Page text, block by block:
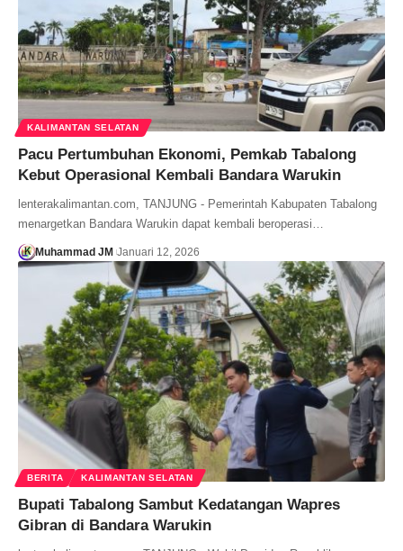
KALIMANTAN SELATAN
Pacu Pertumbuhan Ekonomi, Pemkab Tabalong
Kebut Operasional Kembali Bandara Warukin
lenterakalimantan.com, TANJUNG - Pemerintah Kabupaten Tabalong
menargetkan Bandara Warukin dapat kembali beroperasi…
Muhammad JM Januari 12, 2026
BERITA KALIMANTAN SELATAN
Bupati Tabalong Sambut Kedatangan Wapres
Gibran di Bandara Warukin